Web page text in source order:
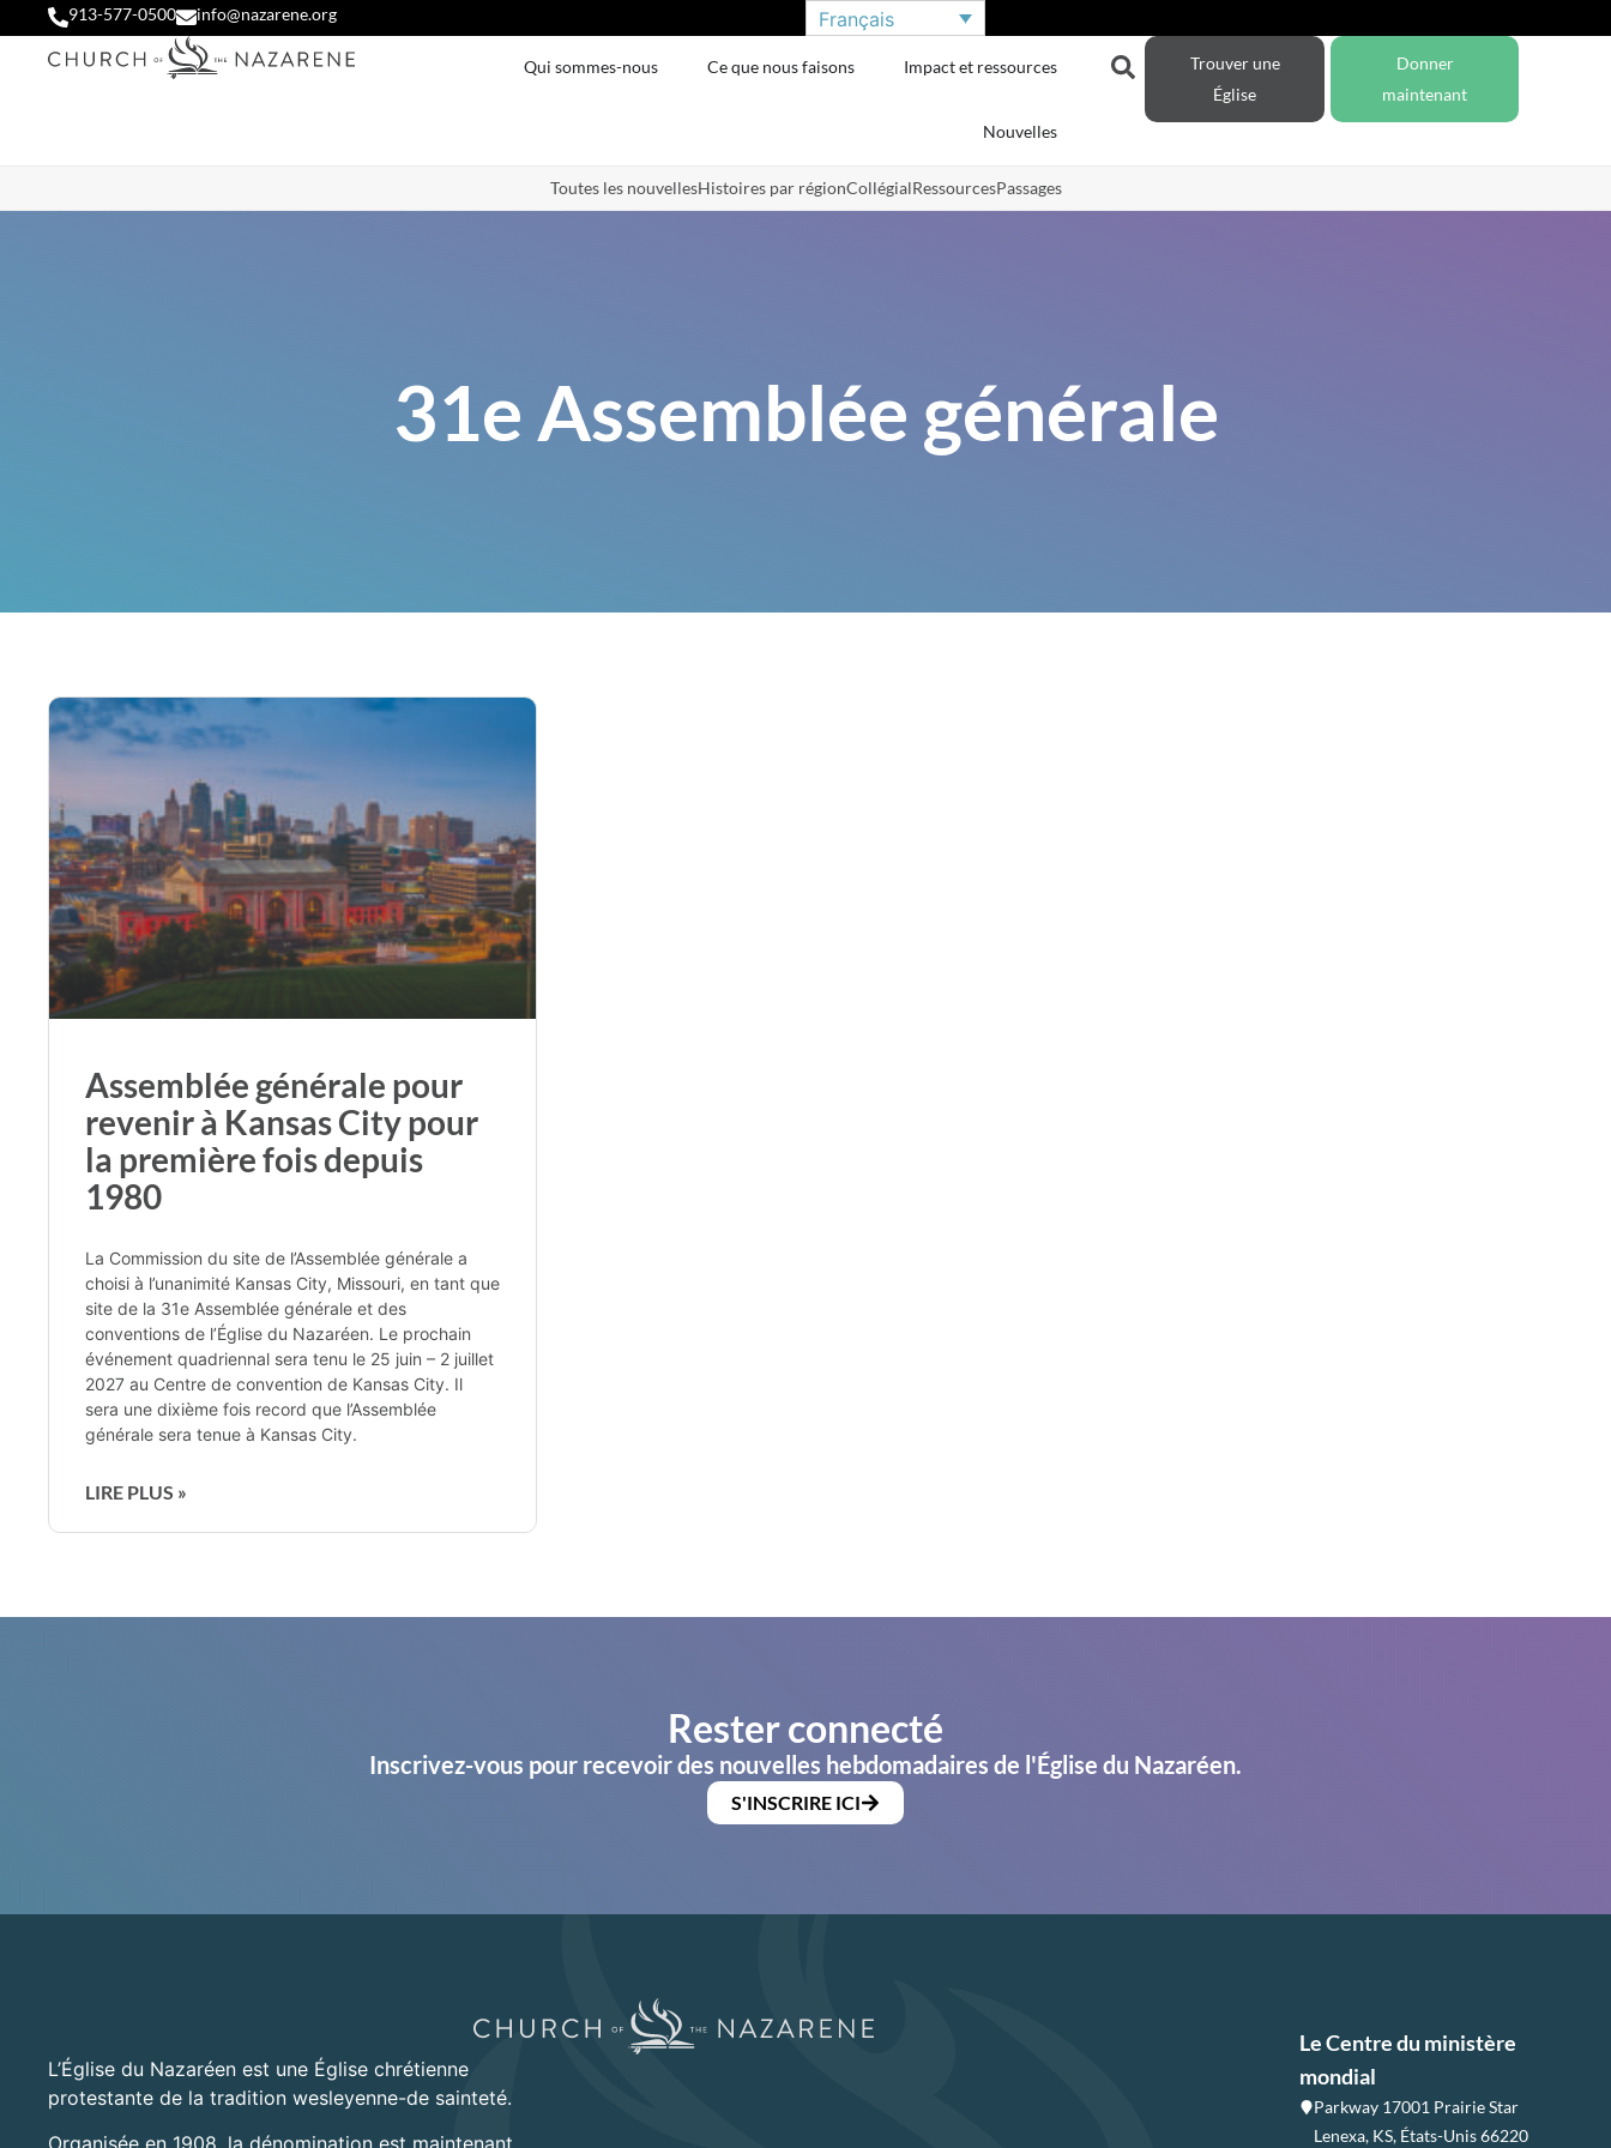
913-577-0500 info@nazarene.org Français
Qui sommes-nous Ce que nous faisons Impact et ressources
Nouvelles
Trouver une
Église
Donner
maintenant
Toutes les nouvellesHistoires par régionCollégialRessourcesPassages
31e Assemblée générale
Assemblée générale pour
revenir à Kansas City pour
la première fois depuis
1980
La Commission du site de l’Assemblée générale a
choisi à l’unanimité Kansas City, Missouri, en tant que
site de la 31e Assemblée générale et des
conventions de l’Église du Nazaréen. Le prochain
événement quadriennal sera tenu le 25 juin – 2 juillet
2027 au Centre de convention de Kansas City. Il
sera une dixième fois record que l’Assemblée
générale sera tenue à Kansas City.
LIRE PLUS »
Rester connecté
Inscrivez-vous pour recevoir des nouvelles hebdomadaires de l'Église du Nazaréen.
S'INSCRIRE ICI
L’Église du Nazaréen est une Église chrétienne
protestante de la tradition wesleyenne-de sainteté.
Le Centre du ministère
mondial
Parkway 17001 Prairie Star
Lenexa, KS, États-Unis 66220